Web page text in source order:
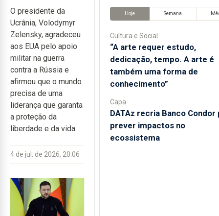
O presidente da
Ucrânia, Volodymyr
Zelensky, agradeceu
aos EUA pelo apoio
militar na guerra
contra a Rússia e
afirmou que o mundo
precisa de uma
liderança que garanta
a proteção da
liberdade e da vida.
4 de jul. de 2026, 20:06
Hoje Semana
Cultura e Social
“A arte requer estudo,
dedicação, tempo. A arte é
também uma forma de
conhecimento”
Capa
DATAz recria Banco Condor
prever impactos no
ecossistema